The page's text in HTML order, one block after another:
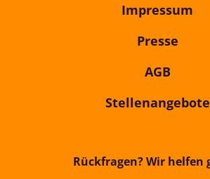
Impressum
Presse
AGB
Stellenangebote
Rückfragen? Wir helfen